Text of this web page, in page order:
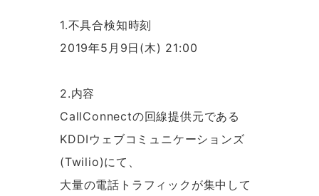
1.不具合検知時刻
2019年5月9日(木) 21:00
2.内容
CallConnectの回線提供元である
KDDIウェブコミュニケーションズ
(Twilio)にて、
大量の電話トラフィックが集中して